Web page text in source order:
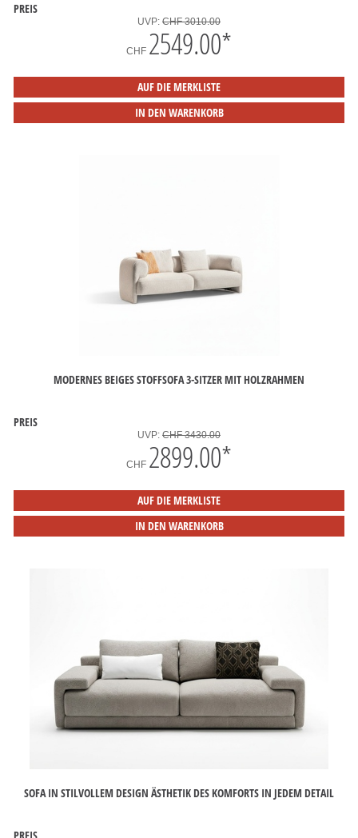
PREIS
UVP: CHF 3010.00
CHF 2549.00*
AUF DIE MERKLISTE
IN DEN WARENKORB
MODERNES BEIGES STOFFSOFA 3-SITZER MIT HOLZRAHMEN
PREIS
UVP: CHF 3430.00
CHF 2899.00*
AUF DIE MERKLISTE
IN DEN WARENKORB
SOFA IN STILVOLLEM DESIGN ÄSTHETIK DES KOMFORTS IN JEDEM DETAIL